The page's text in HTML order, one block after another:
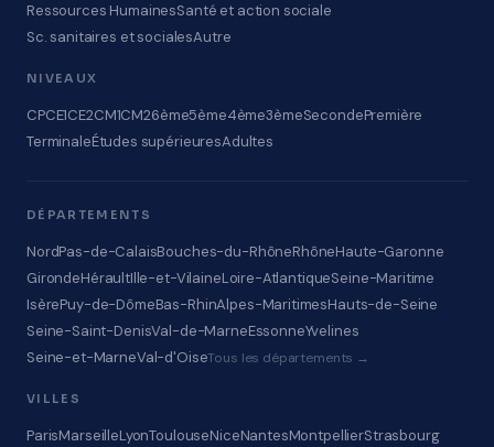
Ressources HumainesSanté et action sociale
Sc. sanitaires et socialesAutre
NIVEAUX
CPCE1CE2CM1CM26ème5ème4ème3èmeSecondePremière
TerminaleÉtudes supérieuresAdultes
DÉPARTEMENTS
NordPas-de-CalaisBouches-du-RhôneRhôneHaute-Garonne
GirondeHéraultIlle-et-VilaineLoire-AtlantiqueSeine-Maritime
IsèrePuy-de-DômeBas-RhinAlpes-MaritimesHauts-de-Seine
Seine-Saint-DenisVal-de-MarneEssonneYvelines
Seine-et-MarneVal-d'OiseTous les départements →
VILLES
ParisMarseilleLyonToulouseNiceNantesMontpellierStrasbourg